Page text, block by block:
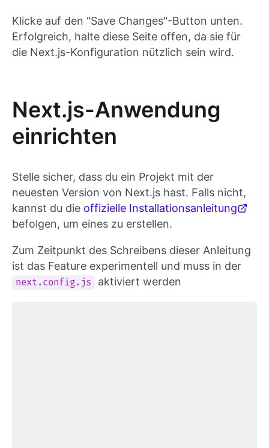
Klicke auf den "Save Changes"-Button unten.
Erfolgreich, halte diese Seite offen, da sie für
die Next.js-Konfiguration nützlich sein wird.
Next.js-Anwendung
einrichten
Stelle sicher, dass du ein Projekt mit der
neuesten Version von Next.js hast. Falls nicht,
kannst du die offizielle Installationsanleitung
befolgen, um eines zu erstellen.
Zum Zeitpunkt des Schreibens dieser Anleitung
ist das Feature experimentell und muss in der
next.config.js aktiviert werden